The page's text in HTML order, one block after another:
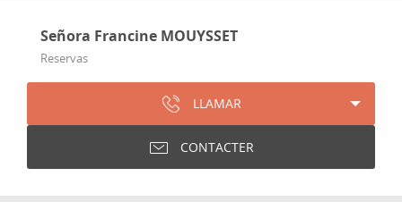
Señora Francine MOUYSSET
Reservas
LLAMAR
CONTACTER